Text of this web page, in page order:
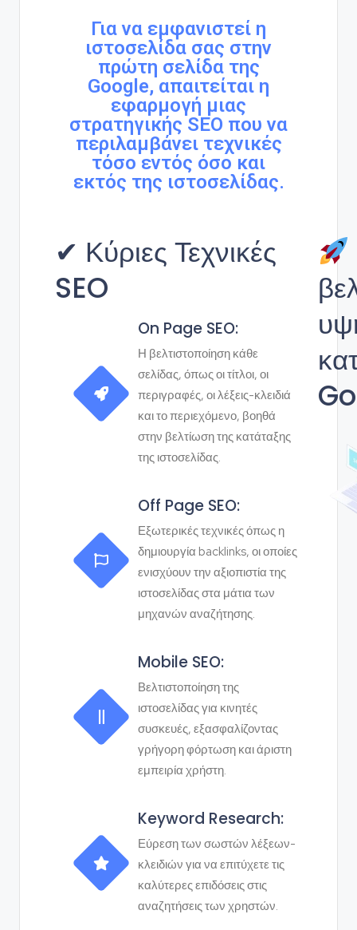
Για να εμφανιστεί η
ιστοσελίδα σας στην
πρώτη σελίδα της
Google, απαιτείται η
εφαρμογή μιας
στρατηγικής SEO που να
περιλαμβάνει τεχνικές
τόσο εντός όσο και
εκτός της ιστοσελίδας.
✔ Κύριες Τεχνικές
SEO
On Page SEO:
Η βελτιστοποίηση κάθε
σελίδας, όπως οι τίτλοι, οι
περιγραφές, οι λέξεις-κλειδιά
και το περιεχόμενο, βοηθά
στην βελτίωση της κατάταξης
της ιστοσελίδας.
Off Page SEO:
Εξωτερικές τεχνικές όπως η
δημιουργία backlinks, οι οποίες
ενισχύουν την αξιοπιστία της
ιστοσελίδας στα μάτια των
μηχανών αναζήτησης.
Mobile SEO:
Βελτιστοποίηση της
ιστοσελίδας για κινητές
συσκευές, εξασφαλίζοντας
γρήγορη φόρτωση και άριστη
εμπειρία χρήστη.
Keyword Research:
Εύρεση των σωστών λέξεων-
κλειδιών για να επιτύχετε τις
καλύτερες επιδόσεις στις
αναζητήσεις των χρηστών.